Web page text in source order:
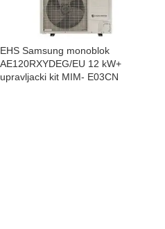
EHS Samsung monoblok
AE120RXYDEG/EU 12 kW+
upravljacki kit MIM- E03CN